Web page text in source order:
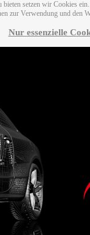
bieten setzen wir Cookies
zur Verwendung und den
Nur essenzielle